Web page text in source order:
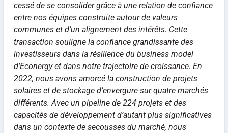
cessé de se consolider grâce à une relation de confiance
entre nos équipes construite autour de valeurs
communes et d’un alignement des intérêts. Cette
transaction souligne la confiance grandissante des
investisseurs dans la résilience du business model
d’Econergy et dans notre trajectoire de croissance. En
2022, nous avons amorcé la construction de projets
solaires et de stockage d’envergure sur quatre marchés
différents. Avec un pipeline de 224 projets et des
capacités de développement d’autant plus significatives
dans un contexte de secousses du marché, nous